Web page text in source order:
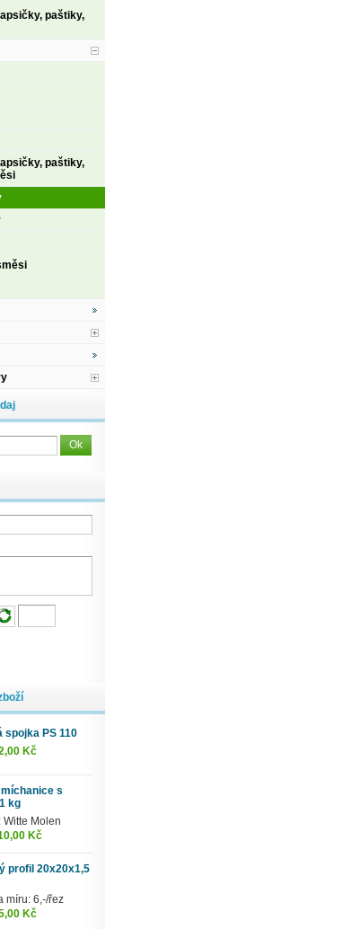
paštiky,
paštiky,
spojka PS 110
Kč
s
kg
Witte Molen
Kč
profil 20x20x1,5
míru: 6,-/řez
Kč